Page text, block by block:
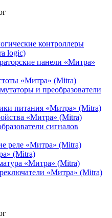
контроллеры
logic)
панели «Митра»
«Митра» (Mitra)
и преобразователи
питания «Митра» (Mitra)
«Митра» (Mitra)
сигналов
реле «Митра» (Mitra)
(Mitra)
«Митра» (Mitra)
«Митра» (Mitra)